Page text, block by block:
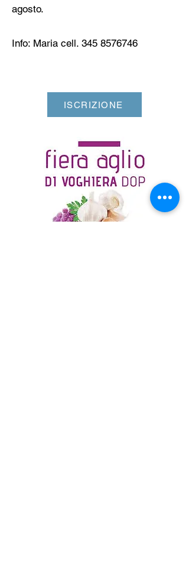
agosto.
Info: Maria cell. 345 8576746
ISCRIZIONE